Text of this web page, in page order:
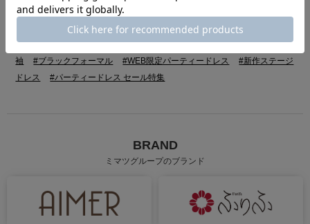
注目キーワード・特集
#顔タイプ診断® #骨格診断 ＃骨格ストレート ドレス
＃骨格ウェー
ブ ドレス
＃骨格ナチュラル ドレス #パーソナルカラー診断
#新作振
袖
#ブラックフォーマル #WEB限定パーティードレス
#新作ステージ
ドレス
#パーティードレス セール特集
BRAND
ミマツグループのブランド